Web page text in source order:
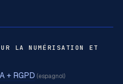
LA NUMÉRISATION ET
+ RGPD (espagnol)